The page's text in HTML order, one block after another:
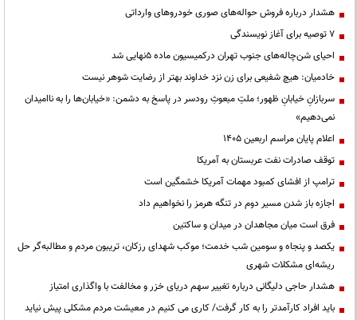
هشدار درباره فروش حواله‌های صوری خودروهای وارداتی
۷ توصیه برای آغاز نویسندگی
احیای شن‌چاله‌های جنوب تهران درکمیسیون ماده ۵نهایی شد
خادمیان: هیچ شفیعی برای زن نزد خداوند بهتر از رضایت شوهر نیست
سربازانِ خیابانِ ظهور؛ ملتِ مبعوثِ رودسر در پاسخ به دشمن: «خیابان‌ها را به ناامیدان
نمی‌دهیم»
اعلام پایان مراسم اربعین ۱۴۰۵
توقف صادرات نفت عربستان به آمریکا
ترامپ از افشای کمبود مهمات آمریکا خشمگین است
اجازه باز شدن مسیر دوم در تنگه هرمز را نخواهیم داد
فرق است میان مجاهدان در میدان و ساکتین
یکصد و پنجاه و سومین شب خدمت؛ موکب شهدای رزکان، تریبون مردم و مطالبه‌گر حل
ریشه‌ای مشکلات شهری
هشدار حاجی دلیگانی درباره تغییر سهم دریای خزر و مخالفت با واگذاری امتیاز
باید افراد کارآمدتر را به کار گرفت/ کاری می کنیم در معیشت مردم مشکلی پیش نیاید